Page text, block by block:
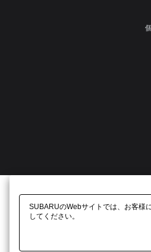
SUBARUのWebサイトでは、お客様
してください。​